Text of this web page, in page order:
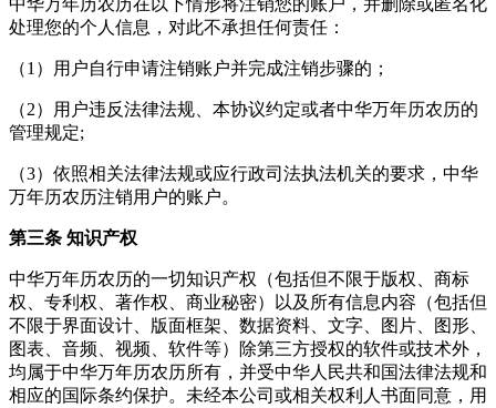
中华万年历农历在以下情形将注销您的账户，并删除或匿名化
处理您的个人信息，对此不承担任何责任：
（1）用户自行申请注销账户并完成注销步骤的；
（2）用户违反法律法规、本协议约定或者中华万年历农历的
管理规定;
（3）依照相关法律法规或应行政司法执法机关的要求，中华
万年历农历注销用户的账户。
第三条 知识产权
中华万年历农历的一切知识产权（包括但不限于版权、商标
权、专利权、著作权、商业秘密）以及所有信息内容（包括但
不限于界面设计、版面框架、数据资料、文字、图片、图形、
图表、音频、视频、软件等）除第三方授权的软件或技术外，
均属于中华万年历农历所有，并受中华人民共和国法律法规和
相应的国际条约保护。未经本公司或相关权利人书面同意，用